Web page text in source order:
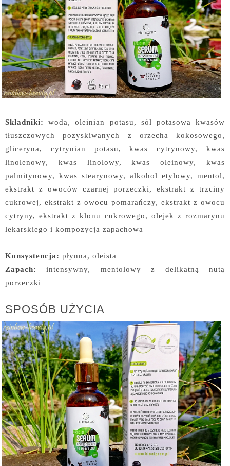
Składniki:
woda, oleinian potasu, sól potasowa kwasów
tłuszczowych pozyskiwanych z orzecha kokosowego,
gliceryna, cytrynian potasu, kwas cytrynowy, kwas
linolenowy, kwas linolowy, kwas oleinowy, kwas
palmitynowy, kwas stearynowy, alkohol etylowy, mentol,
ekstrakt z owoców czarnej porzeczki, ekstrakt z trzciny
cukrowej, ekstrakt z owocu pomarańczy, ekstrakt z owocu
cytryny, ekstrakt z klonu cukrowego, olejek z rozmarynu
lekarskiego i kompozycja zapachowa
Konsystencja: płynna, oleista
Zapach:
intensywny, mentolowy z delikatną nutą
porzeczki
SPOSÓB UŻYCIA